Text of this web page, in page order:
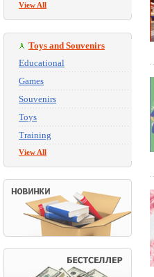
View All
Toys and Souvenirs
Educational
Games
Souvenirs
Toys
Training
View All